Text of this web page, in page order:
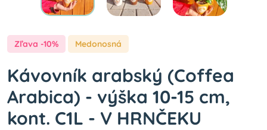
Zľava -10% Medonosná
Kávovník arabský (Coffea
Arabica) - výška 10-15 cm,
kont. C1L - V HRNČEKU